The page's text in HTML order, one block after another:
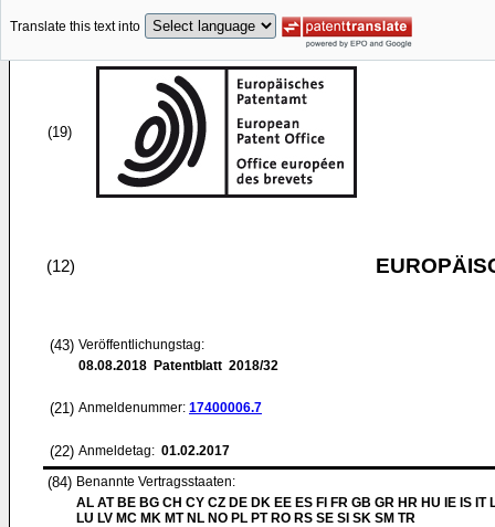
Translate this text into
(19)
(12)
(43) Veröffentlichungstag:
08.08.2018 Patentblatt 2018/32
(21) Anmeldenummer: 17400006.7
(22) Anmeldetag: 01.02.2017
(84) Benannte Vertragsstaaten:
AL AT BE BG CH CY CZ DE DK EE ES FI FR GB GR HR HU IE IS IT
LU LV MC MK MT NL NO PL PT RO RS SE SI SK SM TR